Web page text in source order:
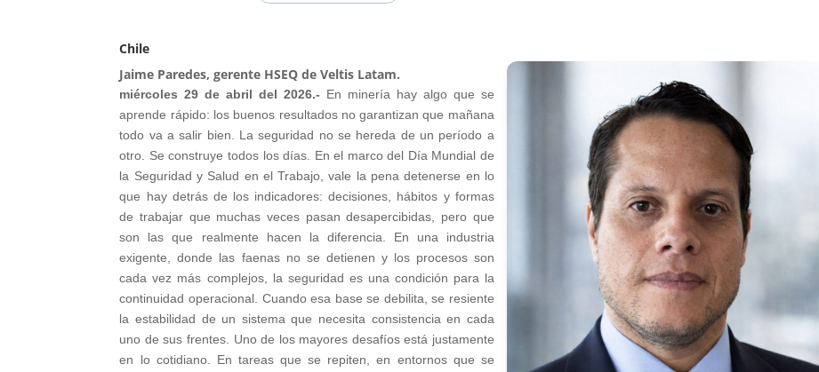
Chile
Jaime Paredes, gerente HSEQ de Veltis Latam.
miércoles 29 de abril del 2026.- En minería hay algo que se
aprende rápido: los buenos resultados no garantizan que mañana
todo va a salir bien. La seguridad no se hereda de un período a
otro. Se construye todos los días. En el marco del Día Mundial de
la Seguridad y Salud en el Trabajo, vale la pena detenerse en lo
que hay detrás de los indicadores: decisiones, hábitos y formas
de trabajar que muchas veces pasan desapercibidas, pero que
son las que realmente hacen la diferencia. En una industria
exigente, donde las faenas no se detienen y los procesos son
cada vez más complejos, la seguridad es una condición para la
continuidad operacional. Cuando esa base se debilita, se resiente
la estabilidad de un sistema que necesita consistencia en cada
uno de sus frentes. Uno de los mayores desafíos está justamente
en lo cotidiano. En tareas que se repiten, en entornos que se